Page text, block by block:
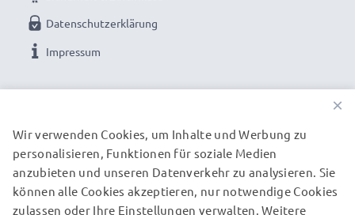
Datenschutzerklärung
Impressum
UNSERE VERSANDPARTNER
×
Wir verwenden Cookies, um Inhalte und Werbung zu
personalisieren, Funktionen für soziale Medien
anzubieten und unseren Datenverkehr zu analysieren. Sie
können alle Cookies akzeptieren, nur notwendige Cookies
zulassen oder Ihre Einstellungen verwalten. Weitere